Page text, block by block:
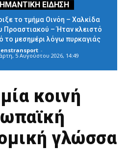
το τμήμα Οινόη – Χαλκίδα
Προαστιακού – Ήταν κλειστό
το μεσημέρι λόγω πυρκαγιάς
-
5 Αυγούστου 2026, 14:49
κοινή
γλώσσα